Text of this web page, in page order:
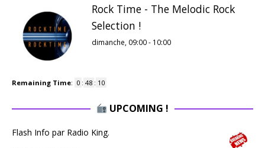
Rock Time - The Melodic Rock
Selection !
dimanche, 09:00- 10:00
Remaining Time: 0 : 48 : 10
UPCOMING !
Flash Info par Radio King.